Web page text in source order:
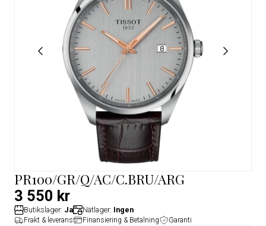
PR100/GR/Q/AC/C.BRU/ARG
3 550 kr
Butikslager: Ja Nätlager: Ingen
Frakt & leverans Finansiering & Betalning Garanti